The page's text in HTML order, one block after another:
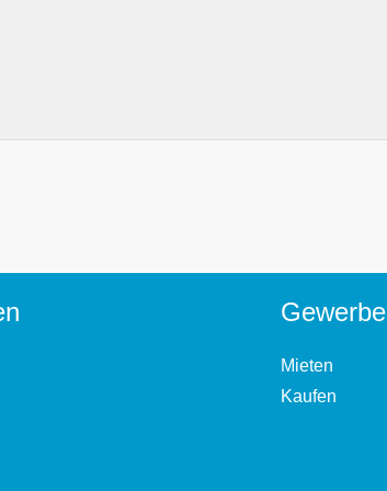
Gewerbe
Mieten
Kaufen